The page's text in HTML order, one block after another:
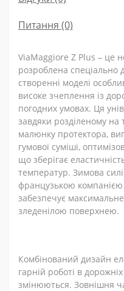
Питання (0)
ViaMaggiore Z Plus – це
розроблена спеціально
створенні моделі
високе зчеплення із
погодних умовах. Ця
завдяки розділеному
малюнку протектора,
гумової суміші,
що зберігає
температур. Зимова
французькою
забезпечує
зледенілою поверхнею.
Комбінований дизайн
гарній роботі в
змінюються. Зовнішня